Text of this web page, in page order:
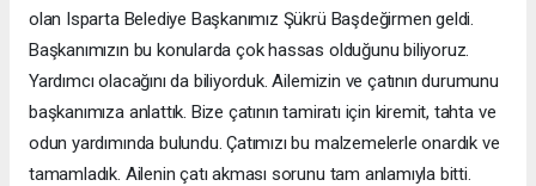
olan Isparta Belediye Başkanımız Şükrü Başdeğirmen geldi.
Başkanımızın bu konularda çok hassas olduğunu biliyoruz.
Yardımcı olacağını da biliyorduk. Ailemizin ve çatının durumunu
başkanımıza anlattık. Bize çatının tamiratı için kiremit, tahta ve
odun yardımında bulundu. Çatımızı bu malzemelerle onardık ve
tamamladık. Ailenin çatı akması sorunu tam anlamıyla bitti.